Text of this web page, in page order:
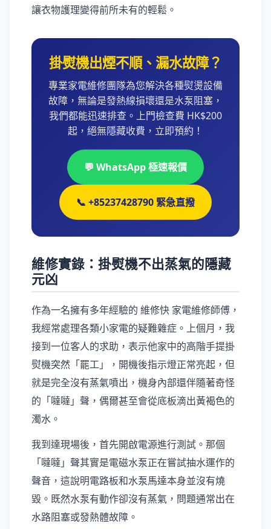
讓衣物護理變得前所未有的輕鬆。
掛熨機出煙不順、漏水故障？
專業家電維修團隊為您解決各種熨燙設備
故障，無論是發熱線損壞還是水泵阻塞，
我們都能迅速排查。上門檢查費 HK$200
起，絕無隱藏收費，立即預約！
💬 WhatsApp 極速報價
📞 +85237428790 緊急直撥
維修實錄：掛熨機不出蒸氣的隱藏
元凶
作為一名擁有多年經驗的 維修快 家電維修師傅，
我經常處理各類小家電的疑難雜症。上個月，我
接到一位客人的求助，表示他家中的高階手提掛
熨機突然「罷工」，開機後指示燈正常亮起，但
就是完全沒有蒸氣噴出，機身內部還伴隨著奇怪
的「噠噠」聲，偶爾甚至會從底板滴出黃褐色的
濁水。
我到達現場後，首先開啟電源進行測試。那個
「噠噠」聲其實是電磁水泵正在嘗試抽水運作的
聲音，這說明電路板和水泵馬達本身並沒有燒
毀。既然水泵有動作卻沒有蒸氣，問題通常出在
水路阻塞或發熱體故障。